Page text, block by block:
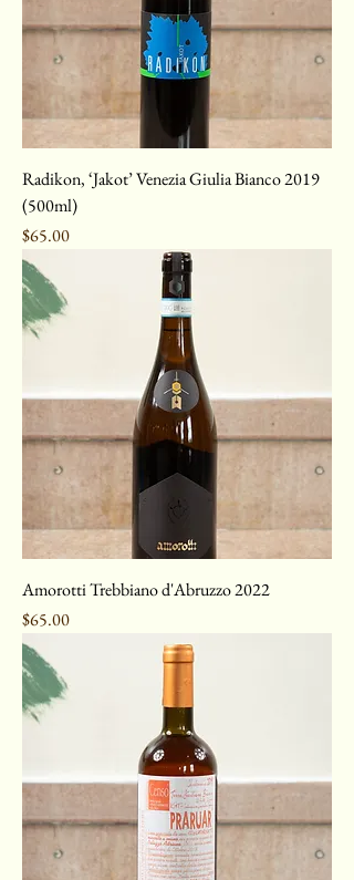
Radikon, ‘Jakot’ Venezia Giulia Bianco 2019
(500ml)
Price
$65.00
Amorotti Trebbiano d'Abruzzo 2022
Price
$65.00